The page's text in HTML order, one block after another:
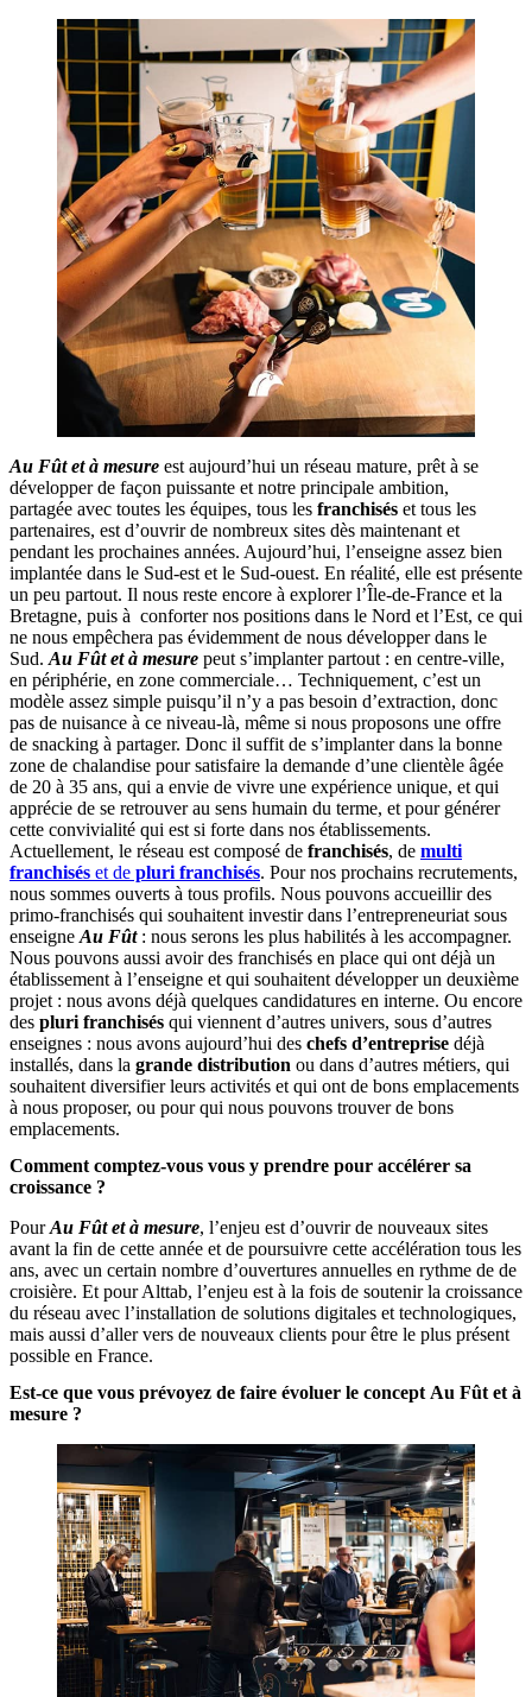
Au Fût et à mesure est aujourd’hui un réseau mature, prêt à se
développer de façon puissante et notre principale ambition,
partagée avec toutes les équipes, tous les franchisés et tous les
partenaires, est d’ouvrir de nombreux sites dès maintenant et
pendant les prochaines années. Aujourd’hui, l’enseigne assez bien
implantée dans le Sud-est et le Sud-ouest. En réalité, elle est présente
un peu partout. Il nous reste encore à explorer l’Île-de-France et la
Bretagne, puis à conforter nos positions dans le Nord et l’Est, ce qui
ne nous empêchera pas évidemment de nous développer dans le
Sud. Au Fût et à mesure peut s’implanter partout : en centre-ville,
en périphérie, en zone commerciale… Techniquement, c’est un
modèle assez simple puisqu’il n’y a pas besoin d’extraction, donc
pas de nuisance à ce niveau-là, même si nous proposons une offre
de snacking à partager. Donc il suffit de s’implanter dans la bonne
zone de chalandise pour satisfaire la demande d’une clientèle âgée
de 20 à 35 ans, qui a envie de vivre une expérience unique, et qui
apprécie de se retrouver au sens humain du terme, et pour générer
cette convivialité qui est si forte dans nos établissements.
Actuellement, le réseau est composé de franchisés, de multi
franchisés et de pluri franchisés. Pour nos prochains recrutements,
nous sommes ouverts à tous profils. Nous pouvons accueillir des
primo-franchisés qui souhaitent investir dans l’entrepreneuriat sous
enseigne Au Fût: nous serons les plus habilités à les accompagner.
Nous pouvons aussi avoir des franchisés en place qui ont déjà un
établissement à l’enseigne et qui souhaitent développer un deuxième
projet : nous avons déjà quelques candidatures en interne. Ou encore
des pluri franchisés qui viennent d’autres univers, sous d’autres
enseignes : nous avons aujourd’hui des chefs d’entreprise déjà
installés, dans la grande distribution ou dans d’autres métiers, qui
souhaitent diversifier leurs activités et qui ont de bons emplacements
à nous proposer, ou pour qui nous pouvons trouver de bons
emplacements.
Comment comptez-vous vous y prendre pour accélérer sa
croissance ?
PourAu Fût et à mesure, l’enjeu est d’ouvrir de nouveaux sites
avant la fin de cette année et de poursuivre cette accélération tous les
ans, avec un certain nombre d’ouvertures annuelles en rythme de de
croisière. Et pour Alttab, l’enjeu est à la fois de soutenir la croissance
du réseau avec l’installation de solutions digitales et technologiques,
mais aussi d’aller vers de nouveaux clients pour être le plus présent
possible en France.
Est-ce que vous prévoyez de faire évoluer le concept Au Fût et à
mesure ?